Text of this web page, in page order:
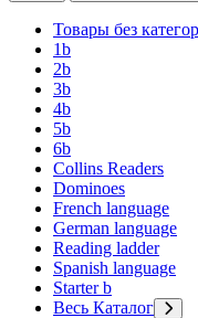
Товары без
1b
2b
3b
4b
5b
6b
Collins Readers
Dominoes
French language
German language
Reading ladder
Spanish language
Starter b
Весь Каталог